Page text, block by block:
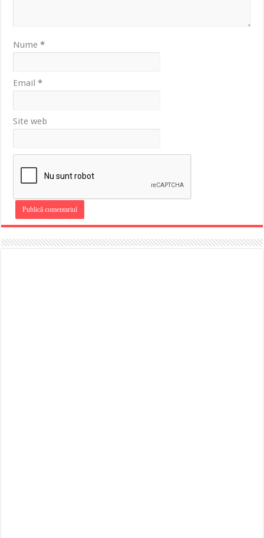
Nume*
Email*
Site web